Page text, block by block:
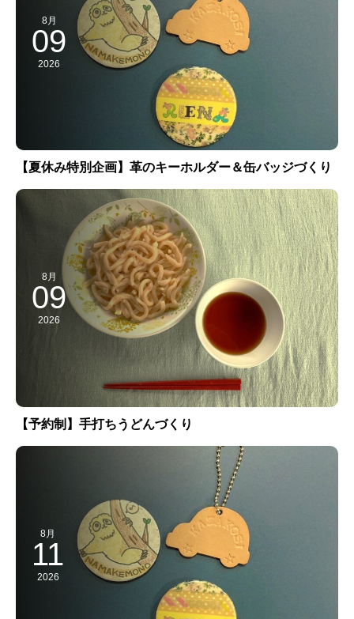
8月
09
2026
【夏休み特別企画】革のキーホルダー＆缶バッジづくり
8月
09
2026
【予約制】手打ちうどんづくり
8月
11
2026